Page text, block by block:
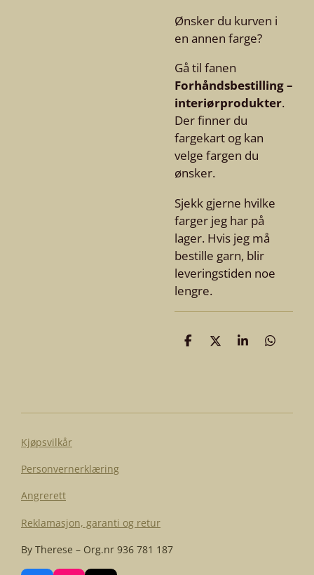
Ønsker du kurven i
en annen farge?
Gå til fanen
Forhåndsbestilling –
interiørprodukter.
Der finner du
fargekart og kan
velge fargen du
ønsker.
Sjekk gjerne hvilke
farger jeg har på
lager. Hvis jeg må
bestille garn, blir
leveringstiden noe
lengre.
D
D
D
D
Kjøpsvilkår
Personvernerklæring
Angrerett
Reklamasjon, garanti og retur
By Therese – Org.nr 936 781 187